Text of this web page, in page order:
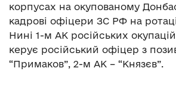
корпусах на окупованому
кадрові офіцери ЗС РФ на
Нині 1-м АК російських
керує російський офіцер з
“Примаков”, 2-м АК – “Князєв”.